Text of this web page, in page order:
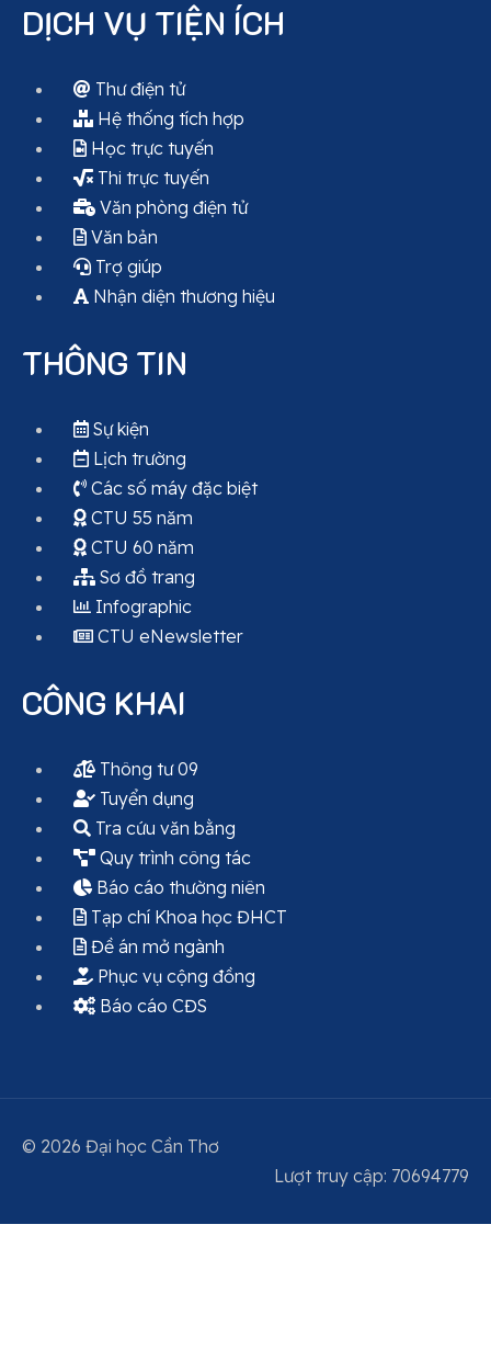
DỊCH VỤ TIỆN ÍCH
Thư điện tử
Hệ thống tích hợp
Học trực tuyến
Thi trực tuyến
Văn phòng điện tử
Văn bản
Trợ giúp
Nhận diện thương hiệu
THÔNG TIN
Sự kiện
Lịch trường
Các số máy đặc biệt
CTU 55 năm
CTU 60 năm
Sơ đồ trang
Infographic
CTU eNewsletter
CÔNG KHAI
Thông tư 09
Tuyển dụng
Tra cứu văn bằng
Quy trình công tác
Báo cáo thường niên
Tạp chí Khoa học ĐHCT
Đề án mở ngành
Phục vụ cộng đồng
Báo cáo CĐS
© 2026 Đại học Cần Thơ
Lượt truy cập: 70694779